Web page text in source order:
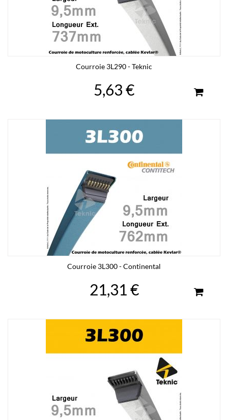
Courroie 3L290 - Teknic
5,63 €
Courroie 3L300 - Continental
21,31 €